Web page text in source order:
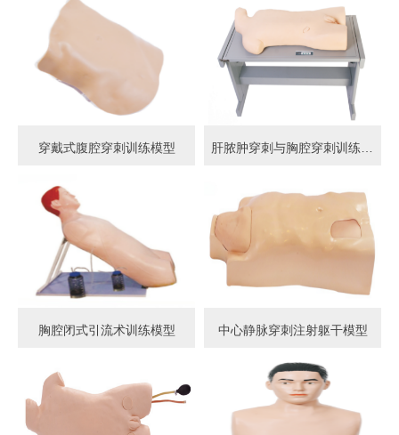
穿戴式腹腔穿刺训练模型
胸腔闭式引流术训练模型 中心静脉穿刺注射躯干模型